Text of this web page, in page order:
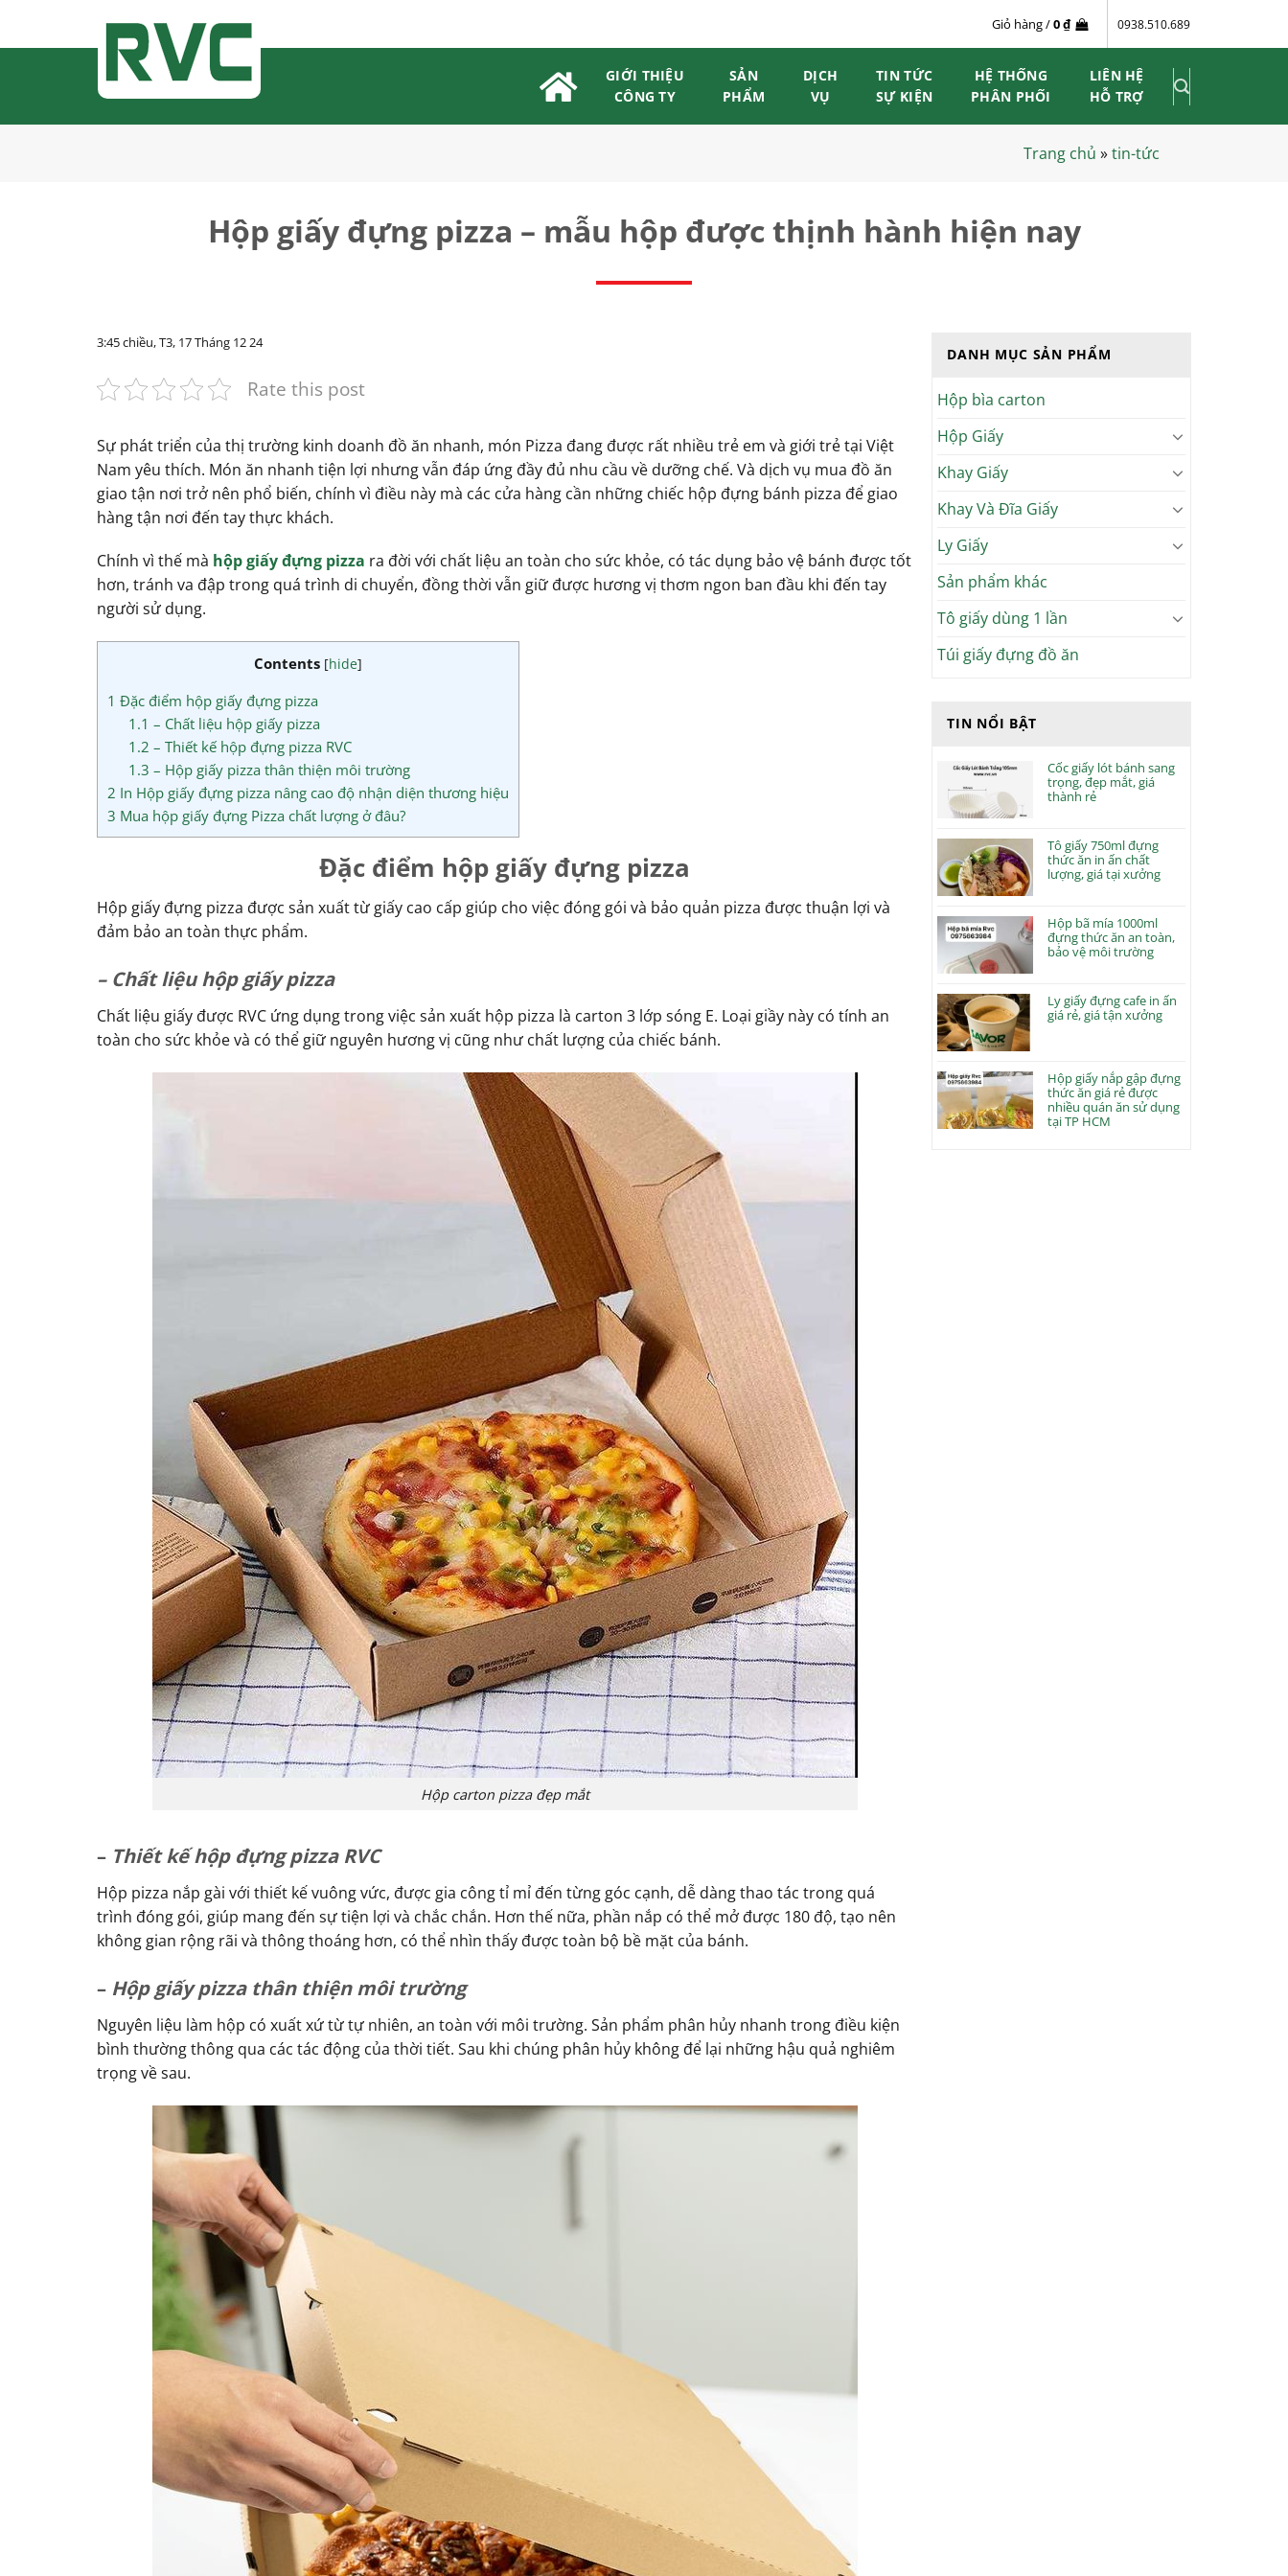
Giỏ hàng /0₫ 0938.510.689
GIỚI THIỆU
CÔNG TY
SẢN
PHẨM
DỊCH
VỤ
TIN TỨC
SỰ KIỆN
HỆ THỐNG
PHÂN PHỐI
LIÊN HỆ
HỖ TRỢ
Trang chủ »tin-tức
Hộp giấy đựng pizza – mẫu hộp được thịnh hành hiện nay
3:45 chiều, T3, 17 Tháng 12 24
Rate this post
Sự phát triển của thị trường kinh doanh đồ ăn nhanh, món Pizza đang được rất nhiều trẻ em và giới trẻ tại Việt
Nam yêu thích. Món ăn nhanh tiện lợi nhưng vẫn đáp ứng đầy đủ nhu cầu về dưỡng chế. Và dịch vụ mua đồ ăn
giao tận nơi trở nên phổ biến, chính vì điều này mà các cửa hàng cần những chiếc hộp đựng bánh pizza để giao
hàng tận nơi đến tay thực khách.
Chính vì thế mà hộp giấy đựng pizza ra đời với chất liệu an toàn cho sức khỏe, có tác dụng bảo vệ bánh được tốt
hơn, tránh va đập trong quá trình di chuyển, đồng thời vẫn giữ được hương vị thơm ngon ban đầu khi đến tay
người sử dụng.
Contents [hide]
1 Đặc điểm hộp giấy đựng pizza
1.1 – Chất liệu hộp giấy pizza
1.2 – Thiết kế hộp đựng pizza RVC
1.3 – Hộp giấy pizza thân thiện môi trường
2 In Hộp giấy đựng pizza nâng cao độ nhận diện thương hiệu
3 Mua hộp giấy đựng Pizza chất lượng ở đâu?
Đặc điểm hộp giấy đựng pizza
Hộp giấy đựng pizza được sản xuất từ giấy cao cấp giúp cho việc đóng gói và bảo quản pizza được thuận lợi và
đảm bảo an toàn thực phẩm.
– Chất liệu hộp giấy pizza
Chất liệu giấy được RVC ứng dụng trong việc sản xuất hộp pizza là carton 3 lớp sóng E. Loại giầy này có tính an
toàn cho sức khỏe và có thể giữ nguyên hương vị cũng như chất lượng của chiếc bánh.
Hộp carton pizza đẹp mắt
– Thiết kế hộp đựng pizza RVC
Hộp pizza nắp gài với thiết kế vuông vức, được gia công tỉ mỉ đến từng góc cạnh, dễ dàng thao tác trong quá
trình đóng gói, giúp mang đến sự tiện lợi và chắc chắn. Hơn thế nữa, phần nắp có thể mở được 180 độ, tạo nên
không gian rộng rãi và thông thoáng hơn, có thể nhìn thấy được toàn bộ bề mặt của bánh.
– Hộp giấy pizza thân thiện môi trường
Nguyên liệu làm hộp có xuất xứ từ tự nhiên, an toàn với môi trường. Sản phẩm phân hủy nhanh trong điều kiện
bình thường thông qua các tác động của thời tiết. Sau khi chúng phân hủy không để lại những hậu quả nghiêm
trọng về sau.
DANH MỤC SẢN PHẨM
Hộp bìa carton
Hộp Giấy
Khay Giấy
Khay Và Đĩa Giấy
Ly Giấy
Sản phẩm khác
Tô giấy dùng 1 lần
Túi giấy đựng đồ ăn
TIN NỔI BẬT
Cốc giấy lót bánh sang
trọng, đẹp mắt, giá
thành rẻ
Tô giấy 750ml đựng
thức ăn in ấn chất
lượng, giá tại xưởng
Hộp bã mía 1000ml
đựng thức ăn an toàn,
bảo vệ môi trường
Ly giấy đựng cafe in ấn
giá rẻ, giá tận xưởng
Hộp giấy nắp gập đựng
thức ăn giá rẻ được
nhiều quán ăn sử dụng
tại TP HCM